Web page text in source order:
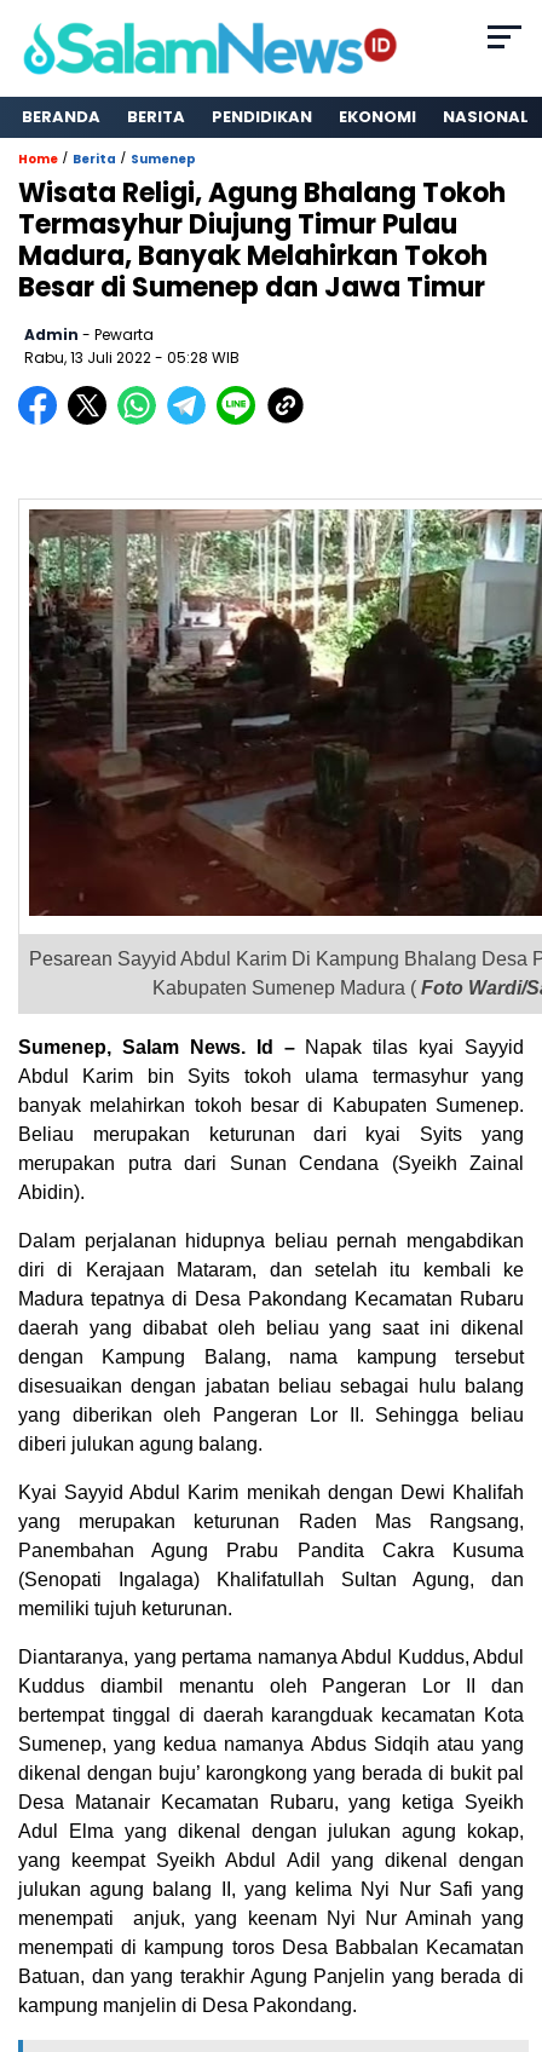
BERANDA BERITA PENDIDIKAN EKONOMI NASIONAL
Home / Berita / Sumenep
Wisata Religi, Agung Bhalang Tokoh
Termasyhur Diujung Timur Pulau
Madura, Banyak Melahirkan Tokoh
Besar di Sumenep dan Jawa Timur
Admin - Pewarta
Rabu, 13 Juli 2022- 05:28 WIB
Pesarean Sayyid Abdul Karim Di Kampung Bhalang Desa
Kabupaten Sumenep Madura ( Foto Wardi/
Sumenep, Salam News. Id –Napak tilas kyai Sayyid
Abdul Karim bin Syits tokoh ulama termasyhur yang
banyak melahirkan tokoh besar di Kabupaten Sumenep.
Beliau merupakan keturunan dari kyai Syits yang
merupakan putra dari Sunan Cendana (Syeikh Zainal
Abidin).
Dalam perjalanan hidupnya beliau pernah mengabdikan
diri di Kerajaan Mataram, dan setelah itu kembali ke
Madura tepatnya di Desa Pakondang Kecamatan Rubaru
daerah yang dibabat oleh beliau yang saat ini dikenal
dengan Kampung Balang, nama kampung tersebut
disesuaikan dengan jabatan beliau sebagai hulu balang
yang diberikan oleh Pangeran Lor II. Sehingga beliau
diberi julukan agung balang.
Kyai Sayyid Abdul Karim menikah dengan Dewi Khalifah
yang merupakan keturunan Raden Mas Rangsang,
Panembahan Agung Prabu Pandita Cakra Kusuma
(Senopati Ingalaga) Khalifatullah Sultan Agung, dan
memiliki tujuh keturunan.
Diantaranya, yang pertama namanya Abdul Kuddus, Abdul
Kuddus diambil menantu oleh Pangeran Lor II dan
bertempat tinggal di daerah karangduak kecamatan Kota
Sumenep, yang kedua namanya Abdus Sidqih atau yang
dikenal dengan buju’ karongkong yang berada di bukit pal
Desa Matanair Kecamatan Rubaru, yang ketiga Syeikh
Adul Elma yang dikenal dengan julukan agung kokap,
yang keempat Syeikh Abdul Adil yang dikenal dengan
julukan agung balang II, yang kelima Nyi Nur Safi yang
menempati anjuk, yang keenam Nyi Nur Aminah yang
menempati di kampung toros Desa Babbalan Kecamatan
Batuan, dan yang terakhir Agung Panjelin yang berada di
kampung manjelin di Desa Pakondang.